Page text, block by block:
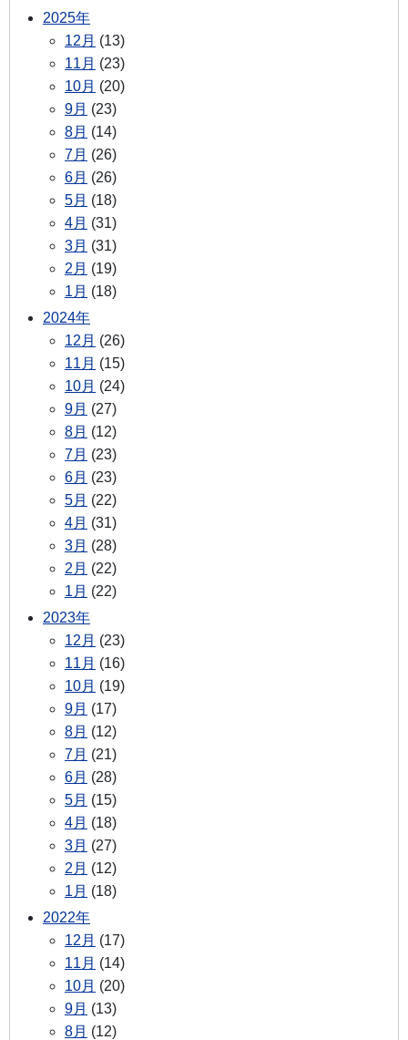
2025年
12月 (13)
11月 (23)
10月 (20)
9月 (23)
8月 (14)
7月 (26)
6月 (26)
5月 (18)
4月 (31)
3月 (31)
2月 (19)
1月 (18)
2024年
12月 (26)
11月 (15)
10月 (24)
9月 (27)
8月 (12)
7月 (23)
6月 (23)
5月 (22)
4月 (31)
3月 (28)
2月 (22)
1月 (22)
2023年
12月 (23)
11月 (16)
10月 (19)
9月 (17)
8月 (12)
7月 (21)
6月 (28)
5月 (15)
4月 (18)
3月 (27)
2月 (12)
1月 (18)
2022年
12月 (17)
11月 (14)
10月 (20)
9月 (13)
8月 (12)